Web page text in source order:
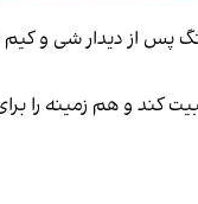
پس از دیدار شی و
کند و هم زمینه را